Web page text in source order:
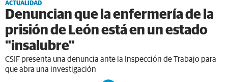
ACTUALIDAD
Denuncian que la enfermería de la
prisión de León está en un estado
"insalubre"
CSIF presenta una denuncia ante la Inspección de Trabajo para
que abra una investigación